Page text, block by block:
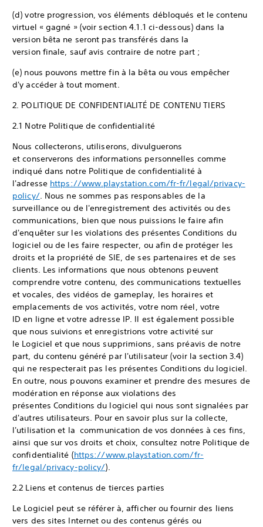
(d) votre progression, vos éléments débloqués et le contenu
virtuel « gagné » (voir section 4.1.1 ci-dessous) dans la
version bêta ne seront pas transférés dans la
version finale, sauf avis contraire de notre part ;
(e) nous pouvons mettre fin à la bêta ou vous empêcher
d'y accéder à tout moment.
2. POLITIQUE DE CONFIDENTIALITÉ DE CONTENU TIERS
2.1 Notre Politique de confidentialité
Nous collecterons, utiliserons, divulguerons
et conserverons des informations personnelles comme
indiqué dans notre Politique de confidentialité à
l'adresse https://www.playstation.com/fr-fr/legal/privacy-
policy/. Nous ne sommes pas responsables de la
surveillance ou de l'enregistrement des activités ou des
communications, bien que nous puissions le faire afin
d'enquêter sur les violations des présentes Conditions du
logiciel ou de les faire respecter, ou afin de protéger les
droits et la propriété de SIE, de ses partenaires et de ses
clients. Les informations que nous obtenons peuvent
comprendre votre contenu, des communications textuelles
et vocales, des vidéos de gameplay, les horaires et
emplacements de vos activités, votre nom réel, votre
ID en ligne et votre adresse IP. Il est également possible
que nous suivions et enregistrions votre activité sur
le Logiciel et que nous supprimions, sans préavis de notre
part, du contenu généré par l'utilisateur (voir la section 3.4)
qui ne respecterait pas les présentes Conditions du logiciel.
En outre, nous pouvons examiner et prendre des mesures de
modération en réponse aux violations des
présentes Conditions du logiciel qui nous sont signalées par
d'autres utilisateurs. Pour en savoir plus sur la collecte,
l'utilisation et la communication de vos données à ces fins,
ainsi que sur vos droits et choix, consultez notre Politique de
confidentialité (https://www.playstation.com/fr-
fr/legal/privacy-policy/).
2.2 Liens et contenus de tierces parties
Le Logiciel peut se référer à, afficher ou fournir des liens
vers des sites Internet ou des contenus gérés ou